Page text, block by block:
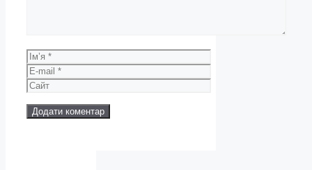
Ім’я
E-
mail
Сайт